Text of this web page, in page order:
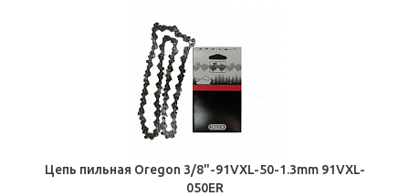
Цепь пильная Oregon 3/8"-91VXL-50-1.3mm 91VXL-
050ЕR